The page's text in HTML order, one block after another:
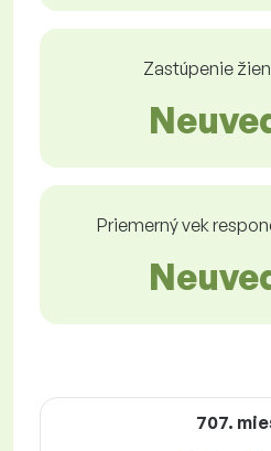
Zastúpenie
Priemerný vek
707.